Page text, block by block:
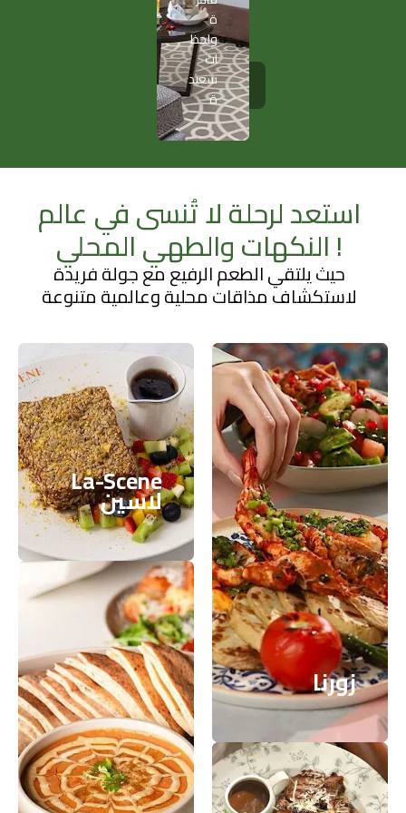
ة
ولحظ
ات
سعيد
ة
سعيد
ة
أعرف
المزيد
استعد لرحلة لا تُنسى في عالم
النكهات والطهي المحلي !
حيث يلتقي الطعم الرفيع مع جولة فريدة
لاستكشاف مذاقات محلية وعالمية متنوعة
La-Scene
لاسين
La-Scene
لاسين
أعرف المزيد
فلق
أعرف المزيد
زورنا
زورنا
أعرف المزيد